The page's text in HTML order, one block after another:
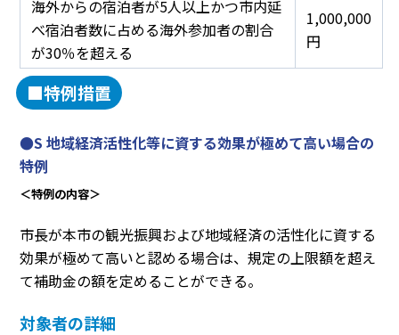
海外からの宿泊者が5人以上かつ市内延
べ宿泊者数に占める海外参加者の割合
が30％を超える
1,000,000
円
■特例措置
●S 地域経済活性化等に資する効果が極めて高い場合の
特例
＜特例の内容＞
市長が本市の観光振興および地域経済の活性化に資する
効果が極めて高いと認める場合は、規定の上限額を超え
て補助金の額を定めることができる。
対象者の詳細